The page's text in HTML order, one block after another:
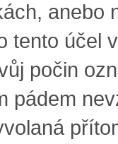
anebo
tento účel
počin
pádem